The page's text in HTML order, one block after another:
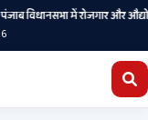
विधानसभा में रोजगार और